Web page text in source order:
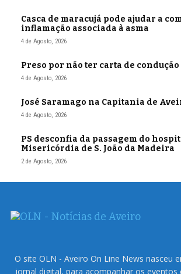
Casca de maracujá pode ajudar a
inflamação associada à asma
4 de Agosto, 2026
Preso por não ter carta de condução
4 de Agosto, 2026
José Saramago na Capitania de
4 de Agosto, 2026
PS desconfia da passagem do
Misericórdia de S. João da Madeira
2 de Agosto, 2026
O site OLN - Aveiro On Line News nasceu
jornal digital, para acompanhar os eventos